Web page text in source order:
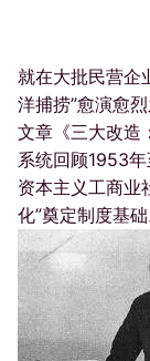
就在大批民营企
洋捕捞”愈演愈
文章《三大改造
系统回顾1953
资本主义工商业
化”奠定制度基础